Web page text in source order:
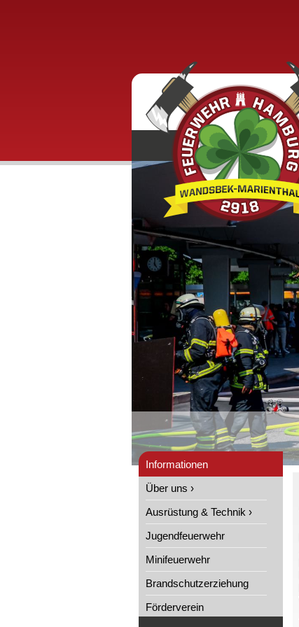
Informationen
Über uns ›
Ausrüstung & Technik ›
Jugendfeuerwehr
Minifeuerwehr
Brandschutzerziehung
Förderverein